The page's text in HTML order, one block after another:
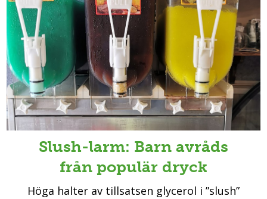
Slush-larm: Barn avråds
från populär dryck
Höga halter av tillsatsen glycerol i ”slush”